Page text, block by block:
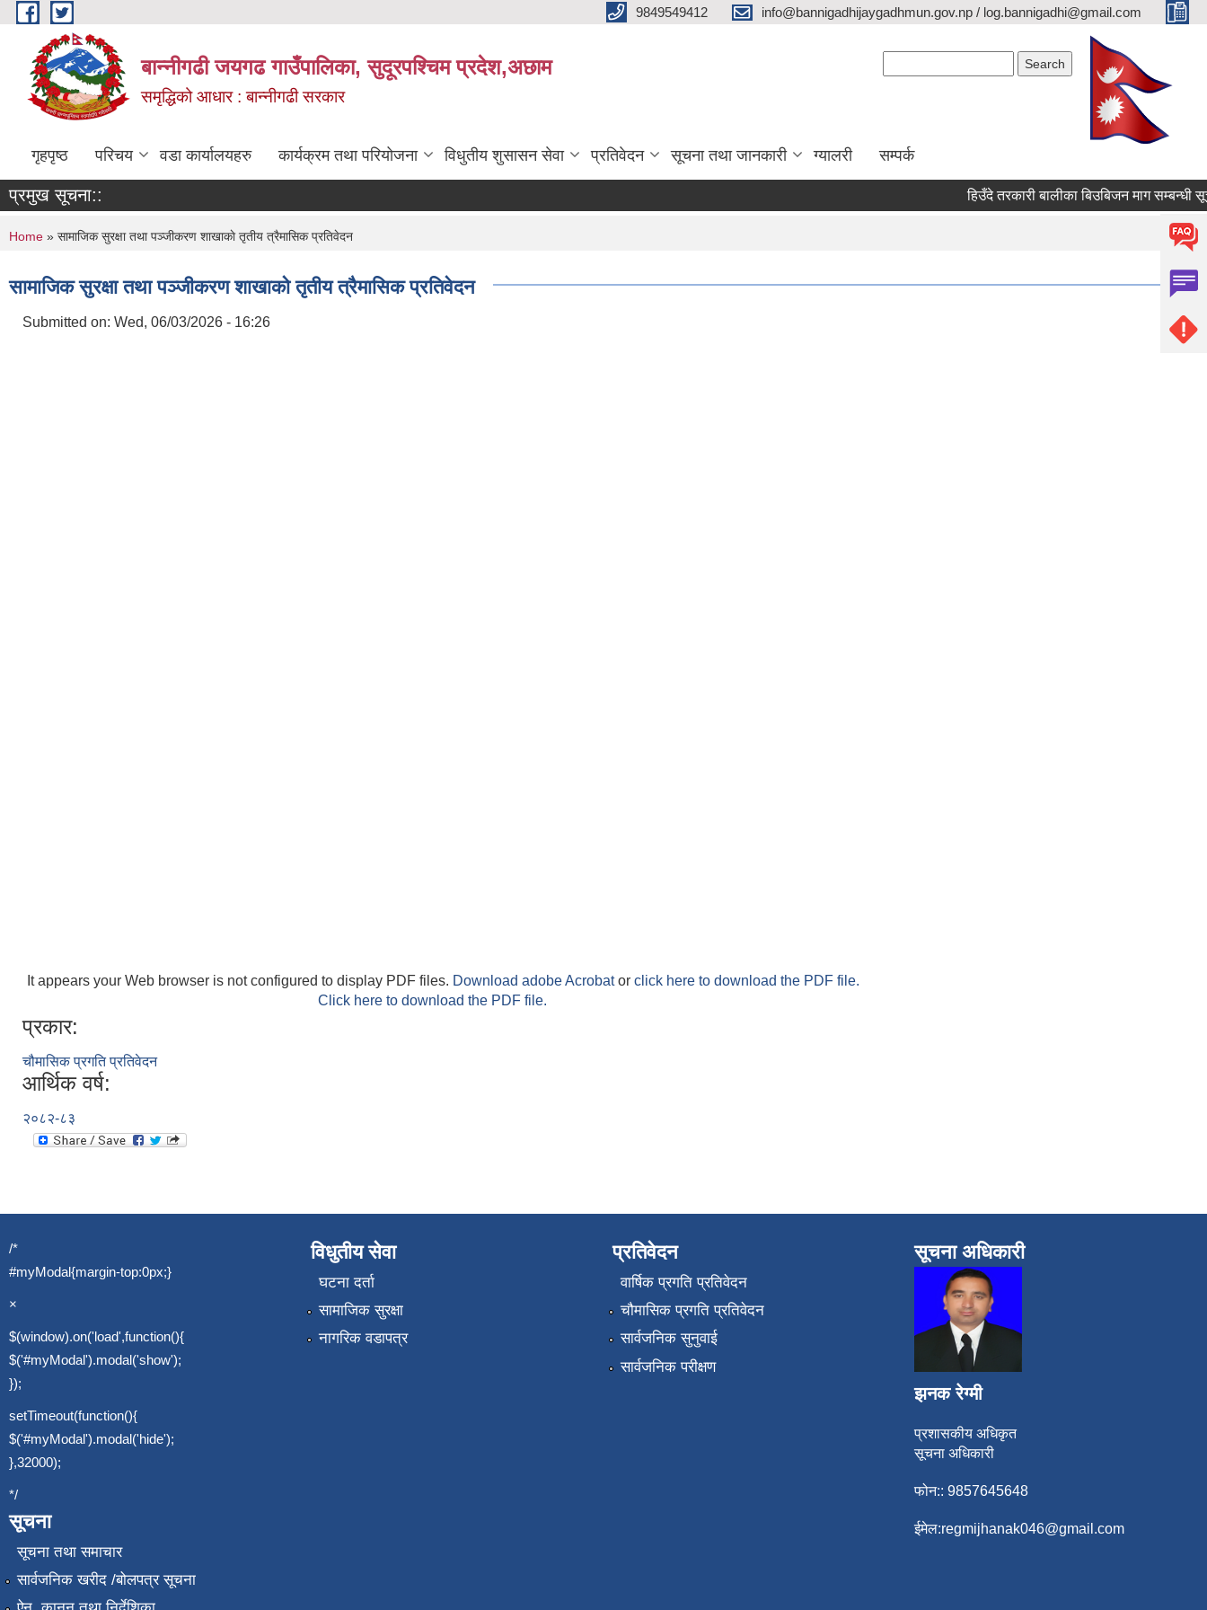
Skip to main content 9849549412 info@bannigadhijaygadhmun.gov.np / log.bannigadhi@gmail.com
बान्नीगढी जयगढ गाउँपालिका, सुदूरपश्चिम प्रदेश,अछाम
समृद्धिको आधार : बान्नीगढी सरकार
गृहपृष्ठ परिचय वडा कार्यालयहरु कार्यक्रम तथा परियोजना विधुतीय शुसासन सेवा प्रतिवेदन सूचना तथा जानकारी ग्यालरी सम्पर्क
प्रमुख सूचना:: हिउँदे तरकारी बालीका बिउबिजन माग सम्बन्धी
You are here
Home » सामाजिक सुरक्षा तथा पञ्जीकरण शाखाकाे तृतीय त्रैमासिक प्रतिवेदन
सामाजिक सुरक्षा तथा पञ्जीकरण शाखाकाे तृतीय त्रैमासिक प्रतिवेदन
Submitted on: Wed, 06/03/2026 - 16:26
It appears your Web browser is not configured to display PDF files. Download adobe Acrobator click here to download the PDF file.
Click here to download the PDF file.
प्रकार:
चौमासिक प्रगति प्रतिवेदन
आर्थिक वर्ष:
२०८२-८३
/*
#myModal{margin-top:0px;}
×
$(window).on('load',function(){
$('#myModal').modal('show');
});
setTimeout(function(){
$('#myModal').modal('hide');
},32000);
*/
सूचना
सूचना तथा समाचार
सार्वजनिक खरीद /बोलपत्र सूचना
विधुतीय सेवा
घटना दर्ता
सामाजिक सुरक्षा
नागरिक वडापत्र
प्रतिवेदन
वार्षिक प्रगति प्रतिवेदन
चौमासिक प्रगति प्रतिवेदन
सार्वजनिक सुनुवाई
सार्वजनिक परीक्षण
सूचना अधिकारी
झनक रेग्मी
प्रशासकीय अधिकृत
सूचना अधिकारी
फोन:: 9857645648
ईमेल:regmijhanak046@gmail.com